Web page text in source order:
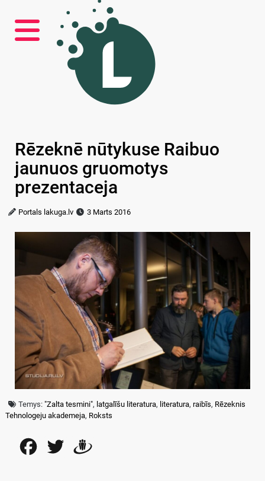
Rēzeknē nūtykuse Raibuo
jaunuos gruomotys
prezentaceja
Portals lakuga.lv 3 Marts 2016
Temys:"Zalta tesmini", latgalīšu literatura, literatura,raibīs, Rēzeknis
Tehnologeju akademeja, Roksts
FacebookTwitter